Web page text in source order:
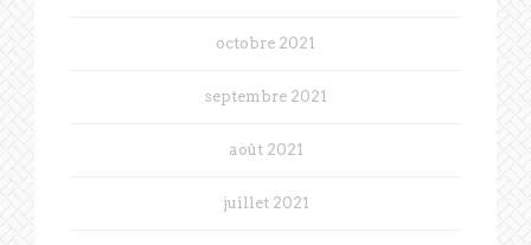
octobre 2021
septembre 2021
août 2021
juillet 2021